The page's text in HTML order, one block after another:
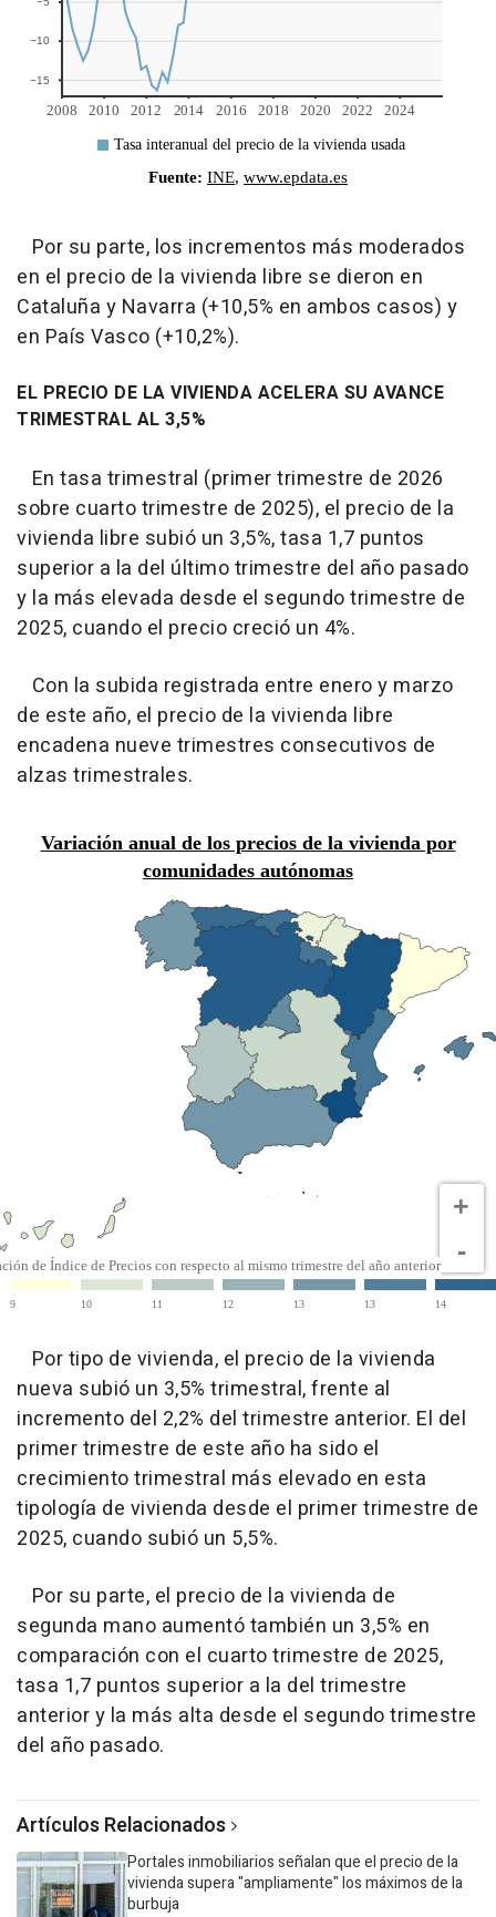
Por su parte, los incrementos más moderados
en el precio de la vivienda libre se dieron en
Cataluña y Navarra (+10,5% en ambos casos) y
en País Vasco (+10,2%).
EL PRECIO DE LA VIVIENDA ACELERA SU AVANCE
TRIMESTRAL AL 3,5%
En tasa trimestral (primer trimestre de 2026
sobre cuarto trimestre de 2025), el precio de la
vivienda libre subió un 3,5%, tasa 1,7 puntos
superior a la del último trimestre del año pasado
y la más elevada desde el segundo trimestre de
2025, cuando el precio creció un 4%.
Con la subida registrada entre enero y marzo
de este año, el precio de la vivienda libre
encadena nueve trimestres consecutivos de
alzas trimestrales.
Por tipo de vivienda, el precio de la vivienda
nueva subió un 3,5% trimestral, frente al
incremento del 2,2% del trimestre anterior. El del
primer trimestre de este año ha sido el
crecimiento trimestral más elevado en esta
tipología de vivienda desde el primer trimestre de
2025, cuando subió un 5,5%.
Por su parte, el precio de la vivienda de
segunda mano aumentó también un 3,5% en
comparación con el cuarto trimestre de 2025,
tasa 1,7 puntos superior a la del trimestre
anterior y la más alta desde el segundo trimestre
del año pasado.
Artículos Relacionados
Portales inmobiliarios señalan que el precio de la
vivienda supera "ampliamente" los máximos de la
burbuja